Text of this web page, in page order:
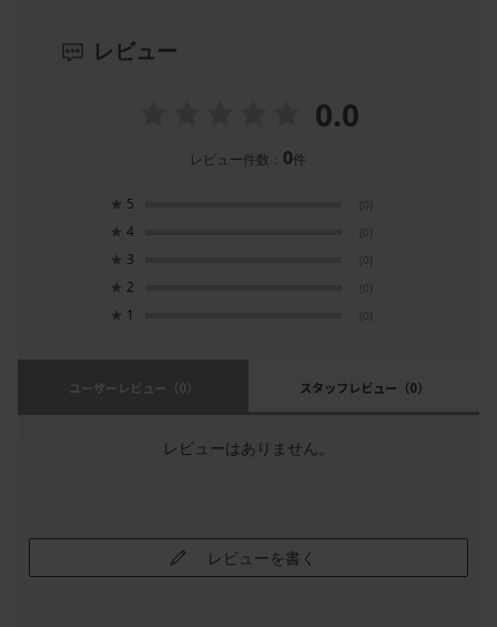
レビュー
0.0
レビュー件数： 0件
★ 5 (0)
★ 4 (0)
★ 3 (0)
★ 2 (0)
★ 1 (0)
ユーザーレビュー （0） スタッフレビュー （0）
レビューはありません。
レビューを書く